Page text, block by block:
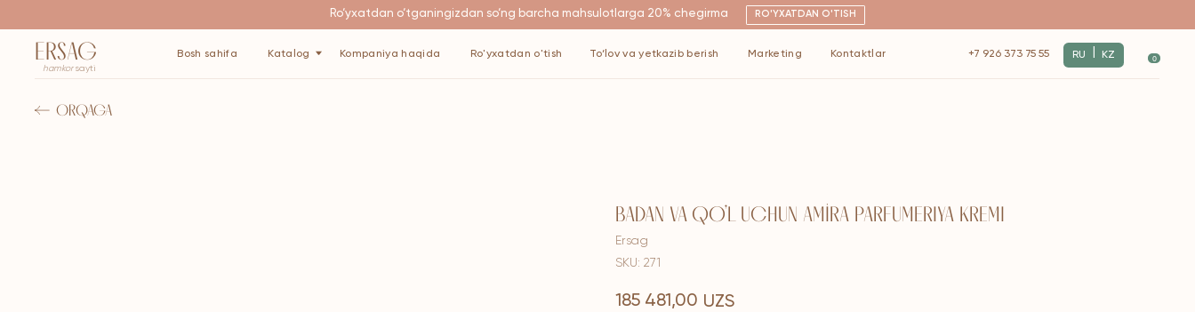
Ro‘yxatdan o‘tganingizdan so‘ng barcha mahsulotlarga 20% chegirma RO'YXATDAN O'TISH
Ro'yxatdan o'tish To‘lov va yetkazib berish
Bosh sahifa Katalog Marketing Kontaktlar
Kompaniya haqida 0
ERSAG
hamkor sayti
KZ
+7 926 373 75 55
BADAN VA QO’L UCHUN AMİRA PARFUMERIYA KREMI
Ersag
SKU: 271
185 481,00 UZS